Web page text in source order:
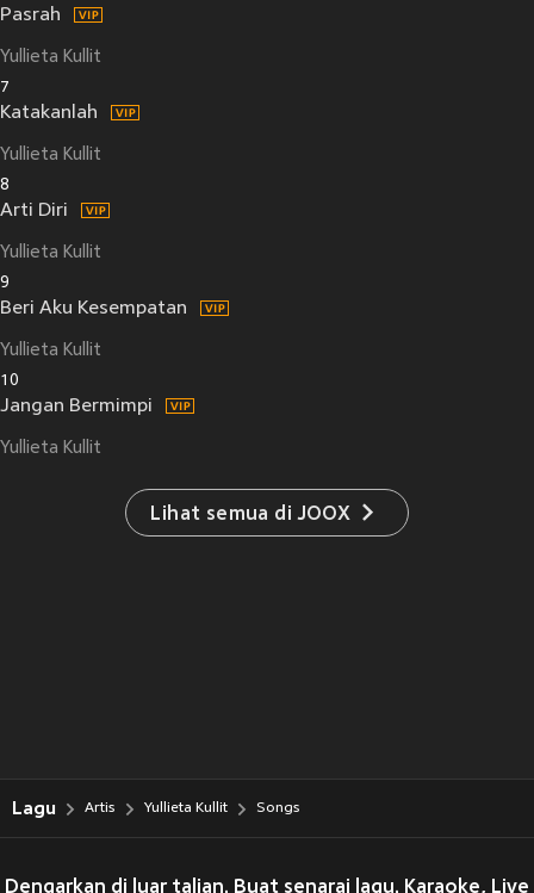
Pasrah
Yullieta Kullit
7
Katakanlah
Yullieta Kullit
8
Arti Diri
Yullieta Kullit
9
Beri Aku Kesempatan
Yullieta Kullit
10
Jangan Bermimpi
Yullieta Kullit
Lihat semua di JOOX
Lagu Artis Yullieta Kullit Songs
Dengarkan di luar talian. Buat senarai lagu. Karaoke, Live